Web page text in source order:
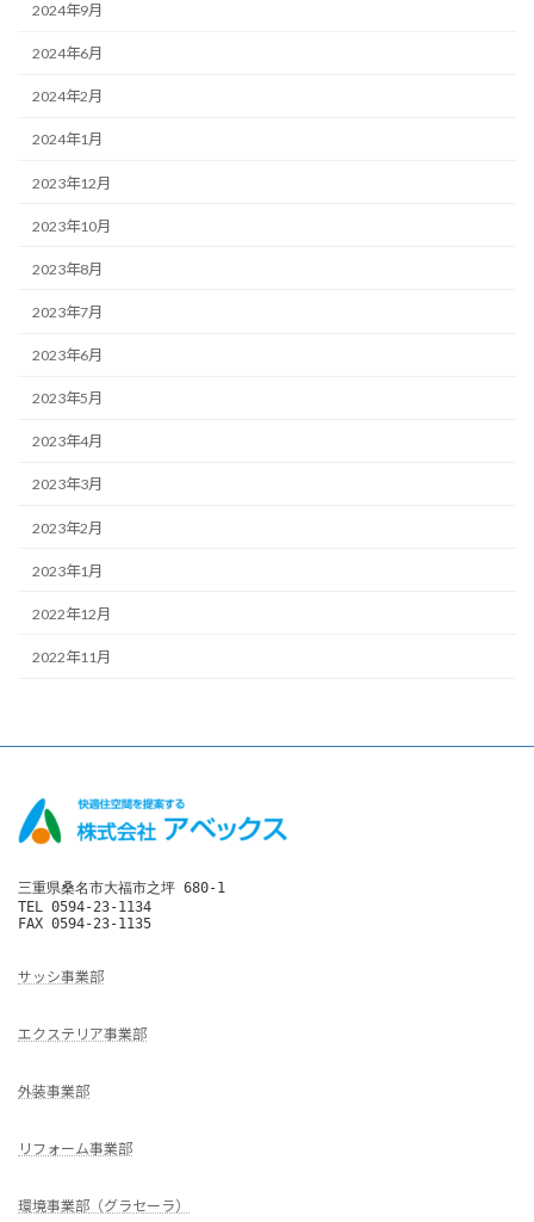
2024年9月
2024年6月
2024年2月
2024年1月
2023年12月
2023年10月
2023年8月
2023年7月
2023年6月
2023年5月
2023年4月
2023年3月
2023年2月
2023年1月
2022年12月
2022年11月
三重県桑名市大福市之坪 680-1
TEL 0594-23-1134
FAX 0594-23-1135
サッシ事業部
エクステリア事業部
外装事業部
リフォーム事業部
環境事業部（グラセーラ）